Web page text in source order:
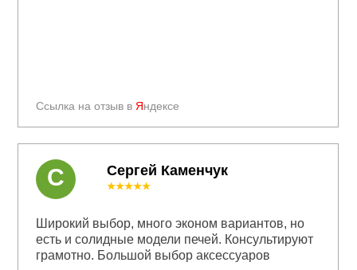
Ссылка на отзыв в Яндексе
Сергей Каменчук
★★★★★
Широкий выбор, много эконом вариантов, но
есть и солидные модели печей. Консультируют
грамотно. Большой выбор аксессуаров
С